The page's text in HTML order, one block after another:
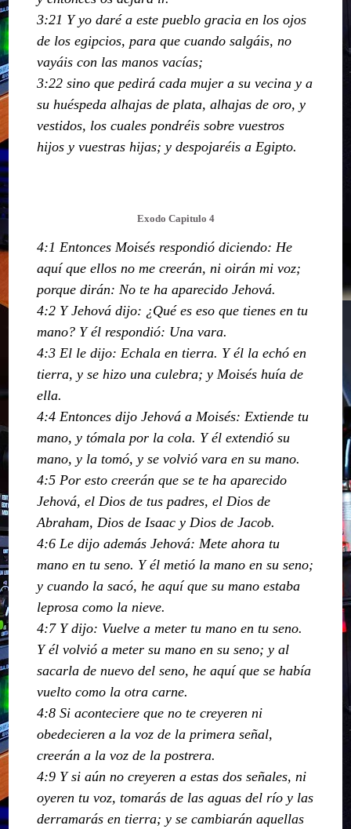
3:21 Y yo daré a este pueblo gracia en los ojos
de los egipcios, para que cuando salgáis, no
vayáis con las manos vacías;
3:22 sino que pedirá cada mujer a su vecina y a
su huéspeda alhajas de plata, alhajas de oro, y
vestidos, los cuales pondréis sobre vuestros
hijos y vuestras hijas; y despojaréis a Egipto.
Exodo Capitulo 4
4:1 Entonces Moisés respondió diciendo: He
aquí que ellos no me creerán, ni oirán mi voz;
porque dirán: No te ha aparecido Jehová.
4:2 Y Jehová dijo: ¿Qué es eso que tienes en tu
mano? Y él respondió: Una vara.
4:3 El le dijo: Echala en tierra. Y él la echó en
tierra, y se hizo una culebra; y Moisés huía de
ella.
4:4 Entonces dijo Jehová a Moisés: Extiende tu
mano, y tómala por la cola. Y él extendió su
mano, y la tomó, y se volvió vara en su mano.
4:5 Por esto creerán que se te ha aparecido
Jehová, el Dios de tus padres, el Dios de
Abraham, Dios de Isaac y Dios de Jacob.
4:6 Le dijo además Jehová: Mete ahora tu
mano en tu seno. Y él metió la mano en su seno;
y cuando la sacó, he aquí que su mano estaba
leprosa como la nieve.
4:7 Y dijo: Vuelve a meter tu mano en tu seno.
Y él volvió a meter su mano en su seno; y al
sacarla de nuevo del seno, he aquí que se había
vuelto como la otra carne.
4:8 Si aconteciere que no te creyeren ni
obedecieren a la voz de la primera señal,
creerán a la voz de la postrera.
4:9 Y si aún no creyeren a estas dos señales, ni
oyeren tu voz, tomarás de las aguas del río y las
derramarás en tierra; y se cambiarán aquellas